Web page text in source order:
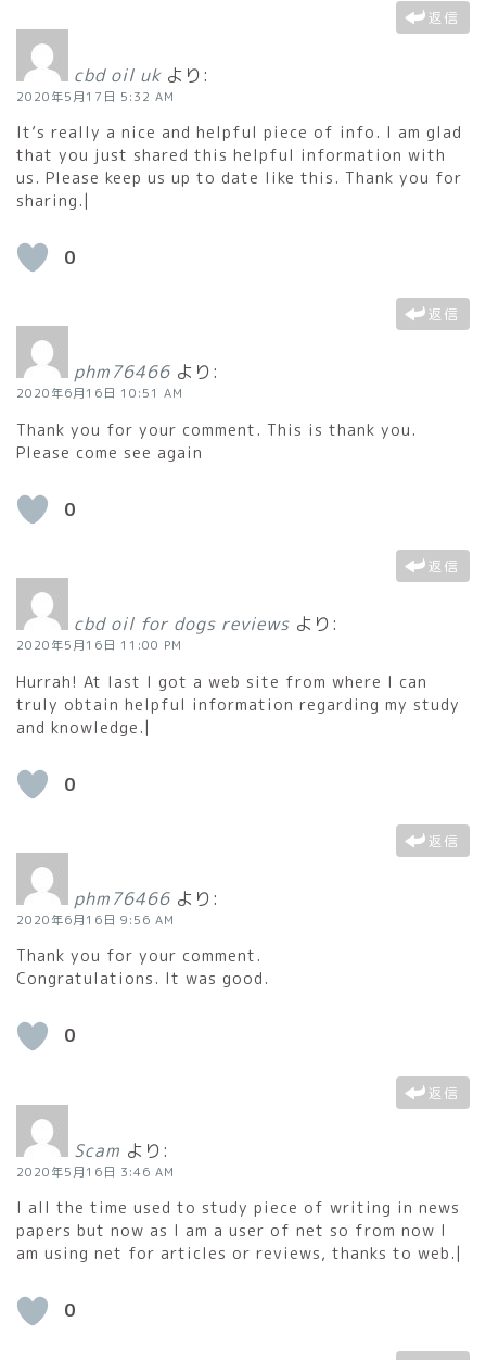
返信
cbd oil uk より:
2020年5月17日 5:32 AM
It’s really a nice and helpful piece of info. I am glad
that you just shared this helpful information with
us. Please keep us up to date like this. Thank you for
sharing.|
0
返信
phm76466 より:
2020年6月16日 10:51 AM
Thank you for your comment. This is thank you.
Please come see again
0
返信
cbd oil for dogs reviews より:
2020年5月16日 11:00 PM
Hurrah! At last I got a web site from where I can
truly obtain helpful information regarding my study
and knowledge.|
0
返信
phm76466 より:
2020年6月16日 9:56 AM
Thank you for your comment.
Congratulations. It was good.
0
返信
Scam より:
2020年5月16日 3:46 AM
I all the time used to study piece of writing in news
papers but now as I am a user of net so from now I
am using net for articles or reviews, thanks to web.|
0